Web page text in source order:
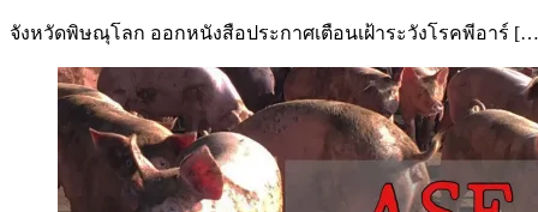
จังหวัดพิษณุโลก ออกหนังสือประกาศเตือนเฝ้าระวังโรคพีอาร์